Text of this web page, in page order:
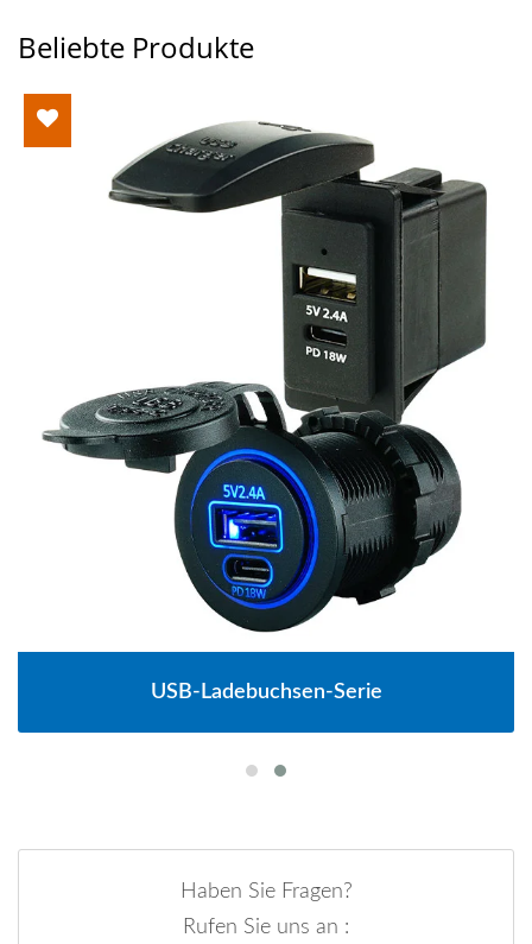
Beliebte Produkte
USB-Ladebuchsen-Serie
Haben Sie Fragen?
Rufen Sie uns an :